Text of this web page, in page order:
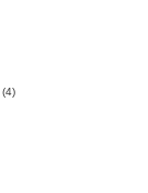
(4)